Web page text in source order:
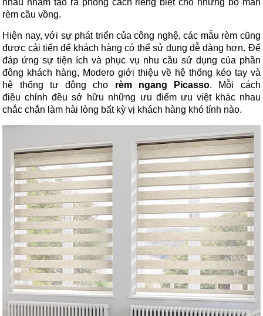
nhau nhằm tạo ra phong cách riêng biệt cho những bộ màn
rèm cầu vồng.
Hiện nay, với sự phát triển của công nghệ, các mẫu rèm cũng
được cải tiến để khách hàng có thể sử dụng dễ dàng hơn. Để
đáp ứng sự tiện ích và phục vụ nhu cầu sử dụng của phần
đông khách hàng, Modero giới thiệu về hệ thống kéo tay và
hệ thống tự động cho rèm ngang Picasso. Mỗi cách
điều chỉnh đều sở hữu những ưu điểm ưu việt khác nhau
chắc chắn làm hài lòng bất kỳ vị khách hàng khó tính nào.